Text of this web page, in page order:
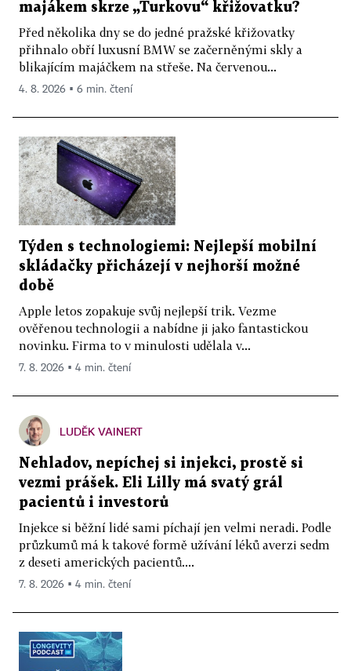
majákem skrze „Turkovu“ křižovatku?
Před několika dny se do jedné pražské křižovatky
přihnalo obří luxusní BMW se začerněnými skly a
blikajícím majáčkem na střeše. Na červenou...
4. 8. 2026 ▪ 6 min. čtení
Týden s technologiemi: Nejlepší mobilní
skládačky přicházejí v nejhorší možné
době
Apple letos zopakuje svůj nejlepší trik. Vezme
ověřenou technologii a nabídne ji jako fantastickou
novinku. Firma to v minulosti udělala v...
7. 8. 2026 ▪ 4 min. čtení
LUDĚK VAINERT
Nehladov, nepíchej si injekci, prostě si
vezmi prášek. Eli Lilly má svatý grál
pacientů i investorů
Injekce si běžní lidé sami píchají jen velmi neradi. Podle
průzkumů má k takové formě užívání léků averzi sedm
z deseti amerických pacientů....
7. 8. 2026 ▪ 4 min. čtení